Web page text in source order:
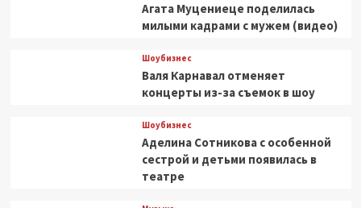
Агата Муцениеце поделилась
милыми кадрами с мужем (видео)
Шоубизнес
Валя Карнавал отменяет
концерты из-за съемок в шоу
Шоубизнес
Аделина Сотникова с особенной
сестрой и детьми появилась в
театре